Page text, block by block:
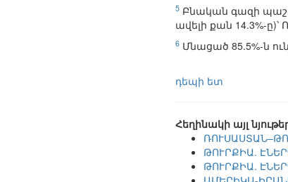
5 Բնական գազի
ավելի քան 14.3%-
6 Մնացած 85.5%-ն
դեպի ետ
Հեղինակի այլ
ԹՈՒՐՔԻԱ.
ԹՈՒՐՔԻԱ.